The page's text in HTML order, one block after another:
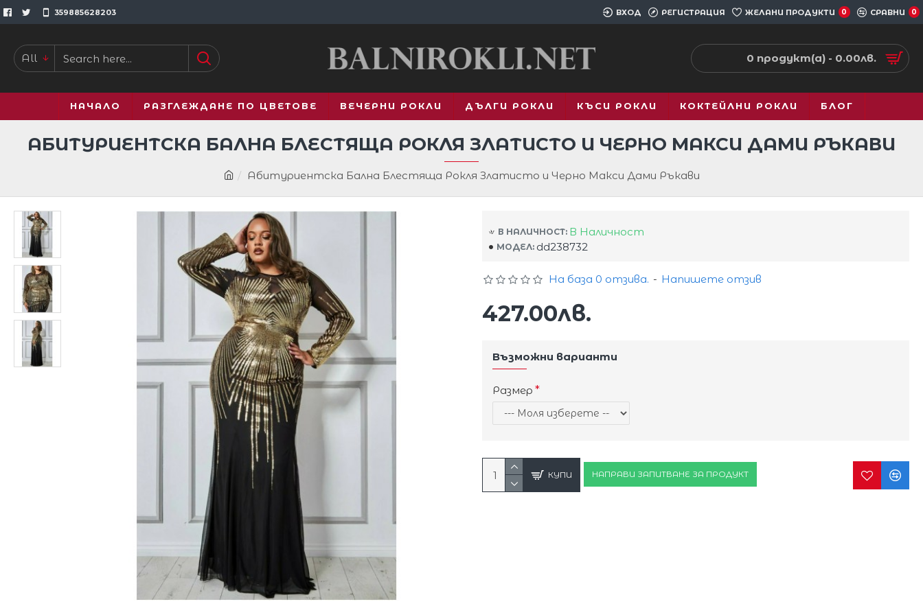
359885628203 ВХОД РЕГИСТРАЦИЯ ЖЕЛАНИ ПРОДУКТИ 0 СРАВНИ 0
All 0 продукт(а) - 0.00лв.
НАЧАЛО РАЗГЛЕЖДАНЕ ПО ЦВЕТОВЕ ВЕЧЕРНИ РОКЛИ ДЪЛГИ РОКЛИ КЪСИ РОКЛИ КОКТЕЙЛНИ РОКЛИ БЛОГ
Абитуриентска Бална Блестяща Рокля Златисто и Черно Макси Дами Ръкави
АБИТУРИЕНТСКА БАЛНА БЛЕСТЯЩА РОКЛЯ ЗЛАТИСТО И ЧЕРНО МАКСИ ДАМИ РЪКАВИ
В НАЛИЧНОСТ: В Наличност
МОДЕЛ: dd238732
На база 0 отзива. - Напишете отзив
427.00лв.
Възможни варианти
Размер
КУПИ НАПРАВИ ЗАПИТВАНЕ ЗА ПРОДУКТ